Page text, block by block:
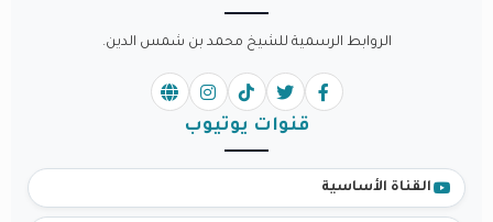
الروابط الرسمية للشيخ محمد بن شمس الدين.
قنوات يوتيوب
القناة الأساسية